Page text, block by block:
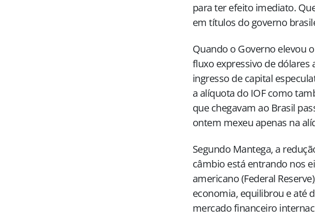
para ter efeito imediato.
em títulos do governo
Quando o Governo elevou
fluxo expressivo de dólares
ingresso de capital
a alíquota do IOF como
que chegavam ao Brasil
ontem mexeu apenas na
Segundo Mantega, a
câmbio está entrando nos
americano (Federal
economia, equilibrou e até
mercado financeiro